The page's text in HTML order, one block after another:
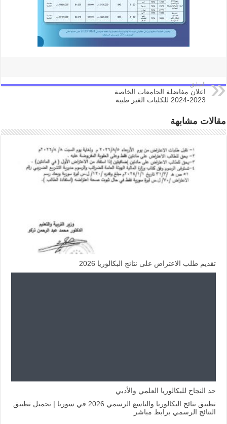
السابق
اعلان مفاضلة الجامعات الخاصة
2023-2024 للكليات الغير طبية
مقالات مشابهة
تقديم طلب الاعتراض على نتائج البكالوريا 2026
حد النجاح للبكالوريا العلمي والأدبي
تطبيق نتائج البكالوريا والتاسع الرسمي 2026 في سوريا | تحميل تطبيق
النتائج الرسمي برابط مباشر